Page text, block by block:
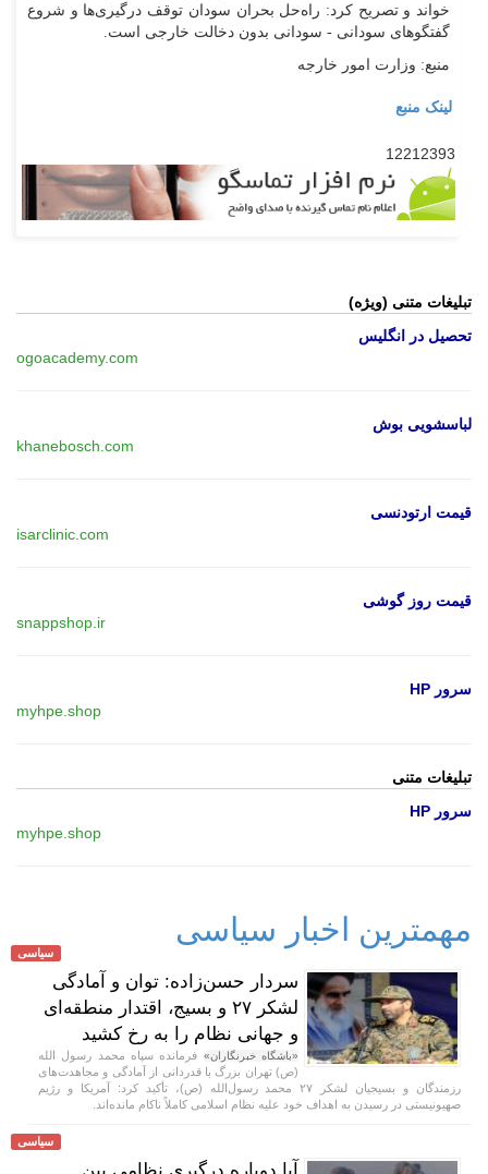
خواند و تصریح کرد: راه‌حل بحران سودان توقف درگیری‌ها و شروع
گفتگوهای سودانی - سودانی بدون دخالت خارجی است.
منبع: وزارت امور خارجه
لینک منبع
12212393
تبلیغات متنی (ویژه)
تحصیل در انگلیس
ogoacademy.com
لباسشویی بوش
khanebosch.com
قیمت ارتودنسی
isarclinic.com
قیمت روز گوشی
snappshop.ir
سرور HP
myhpe.shop
تبلیغات متنی
سرور HP
myhpe.shop
مهمترین اخبار سیاسی
سیاسی
سردار حسن‌زاده: توان و آمادگی
لشکر ۲۷ و بسیج، اقتدار منطقه‌ای
و جهانی نظام را به رخ کشید
«باشگاه خبرنگاران» فرمانده سپاه محمد رسول الله
(ص) تهران بزرگ با قدردانی از آمادگی و مجاهدت‌های
رزمندگان و بسیجیان لشکر ۲۷ محمد رسول‌الله (ص)، تأکید کرد: آمریکا و رژیم
صهیونیستی در رسیدن به اهداف خود علیه نظام اسلامی کاملاً ناکام مانده‌اند.
سیاسی
آیا دوباره درگیری نظامی بین